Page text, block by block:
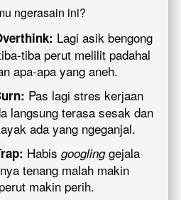
ngerasain ini?
Lagi asik bengong
tiba perut melilit padahal
apa-apa yang aneh.
Pas lagi stres kerjaan
langsung terasa sesak dan
ada yang ngeganjal.
Habis googling gejala
tenang malah makin
makin perih.